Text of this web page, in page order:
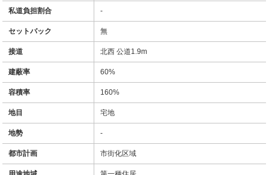
私道負担割合 -
セットバック 無
接道 北西 公道1.9m
建蔽率 60%
容積率 160%
地目 宅地
地勢 -
都市計画 市街化区域